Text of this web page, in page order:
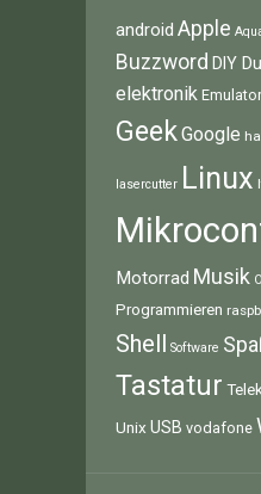
android Apple
Buzzword DIY
elektronik Emulator
GeekGoogle
lasercutter Linux
Motorrad Musik
Programmieren
Shell Software
Tastatur
Unix USB vodafone